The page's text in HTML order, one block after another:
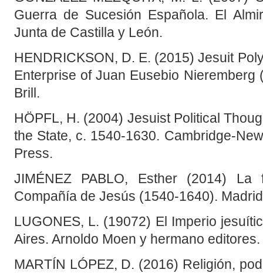
Guerra de Sucesión Española. El
Junta de Castilla y León.
HENDRICKSON, D. E. (2015) Jesuit
Enterprise of Juan Eusebio Nieremberg
Brill.
HÖPFL, H. (2004) Jesuist Political
the State, c. 1540-1630. Cambridge-
Press.
JIMÉNEZ PABLO, Esther (2014)
Compañía de Jesús (1540-1640).
LUGONES, L. (19072) El Imperio
Aires. Arnoldo Moen y hermano editores.
MARTÍN LÓPEZ, D. (2016) Religión,